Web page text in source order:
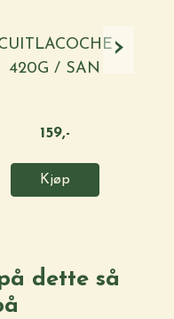
420G / SAN
159,-
Kjøp
›
dette så